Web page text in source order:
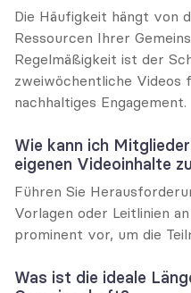
Die Häufigkeit hängt von
Ressourcen Ihrer
Regelmäßigkeit ist der
zweiwöchentliche
nachhaltiges Engagement.
Wie kann ich
eigenen Videoinhalte
Führen Sie
Vorlagen oder Leitlinien
prominent vor, um die
Was ist die ideale